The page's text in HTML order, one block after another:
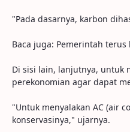
"Pada dasarnya, karbon
Baca juga: Pemerintah
Di sisi lain, lanjutnya, untuk
perekonomian agar dapat
"Untuk menyalakan AC (air
konservasinya," ujarnya.